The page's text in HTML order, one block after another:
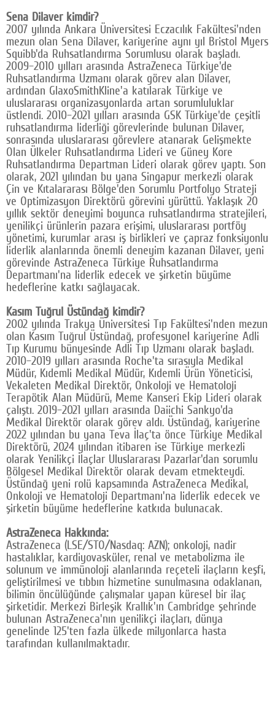
Sena Dilaver kimdir?
2007 yılında Ankara Üniversitesi Eczacılık Fakültesi'nden
mezun olan Sena Dilaver, kariyerine aynı yıl Bristol Myers
Squibb'da Ruhsatlandırma Sorumlusu olarak başladı.
2009–2010 yılları arasında AstraZeneca Türkiye'de
Ruhsatlandırma Uzmanı olarak görev alan Dilaver,
ardından GlaxoSmithKline'a katılarak Türkiye ve
uluslararası organizasyonlarda artan sorumluluklar
üstlendi. 2010–2021 yılları arasında GSK Türkiye'de çeşitli
ruhsatlandırma liderliği görevlerinde bulunan Dilaver,
sonrasında uluslararası görevlere atanarak Gelişmekte
Olan Ülkeler Ruhsatlandırma Lideri ve Güney Kore
Ruhsatlandırma Departman Lideri olarak görev yaptı. Son
olarak, 2021 yılından bu yana Singapur merkezli olarak
Çin ve Kıtalararası Bölge'den Sorumlu Portfolyo Strateji
ve Optimizasyon Direktörü görevini yürüttü. Yaklaşık 20
yıllık sektör deneyimi boyunca ruhsatlandırma stratejileri,
yenilikçi ürünlerin pazara erişimi, uluslararası portföy
yönetimi, kurumlar arası iş birlikleri ve çapraz fonksiyonlu
liderlik alanlarında önemli deneyim kazanan Dilaver, yeni
görevinde AstraZeneca Türkiye Ruhsatlandırma
Departmanı'na liderlik edecek ve şirketin büyüme
hedeflerine katkı sağlayacak.
Kasım Tuğrul Üstündağ kimdir?
2002 yılında Trakya Üniversitesi Tıp Fakültesi'nden mezun
olan Kasım Tuğrul Üstündağ, profesyonel kariyerine Adli
Tıp Kurumu bünyesinde Adli Tıp Uzmanı olarak başladı.
2010–2019 yılları arasında Roche'ta sırasıyla Medikal
Müdür, Kıdemli Medikal Müdür, Kıdemli Ürün Yöneticisi,
Vekaleten Medikal Direktör, Onkoloji ve Hematoloji
Terapötik Alan Müdürü, Meme Kanseri Ekip Lideri olarak
çalıştı. 2019–2021 yılları arasında Daiichi Sankyo'da
Medikal Direktör olarak görev aldı. Üstündağ, kariyerine
2022 yılından bu yana Teva İlaç'ta önce Türkiye Medikal
Direktörü, 2024 yılından itibaren ise Türkiye merkezli
olarak Yenilikçi İlaçlar Uluslararası Pazarlar'dan sorumlu
Bölgesel Medikal Direktör olarak devam etmekteydi.
Üstündağ yeni rolü kapsamında AstraZeneca Medikal,
Onkoloji ve Hematoloji Departmanı'na liderlik edecek ve
şirketin büyüme hedeflerine katkıda bulunacak.
AstraZeneca Hakkında:
AstraZeneca (LSE/STO/Nasdaq: AZN); onkoloji, nadir
hastalıklar, kardiyovasküler, renal ve metabolizma ile
solunum ve immünoloji alanlarında reçeteli ilaçların keşfi,
geliştirilmesi ve tıbbın hizmetine sunulmasına odaklanan,
bilimin öncülüğünde çalışmalar yapan küresel bir ilaç
şirketidir. Merkezi Birleşik Krallık'ın Cambridge şehrinde
bulunan AstraZeneca'nın yenilikçi ilaçları, dünya
genelinde 125'ten fazla ülkede milyonlarca hasta
tarafından kullanılmaktadır.